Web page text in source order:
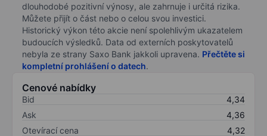
dlouhodobé pozitivní výnosy, ale zahrnuje i určitá rizika.
Můžete přijít o část nebo o celou svou investici.
Historický výkon této akcie není spolehlivým ukazatelem
budoucích výsledků. Data od externích poskytovatelů
nebyla ze strany Saxo Bank jakkoli upravena. Přečtěte si
kompletní prohlášení o datech.
Cenové nabídky
Bid
4,34
Ask
4,36
Otevírací cena
4,32